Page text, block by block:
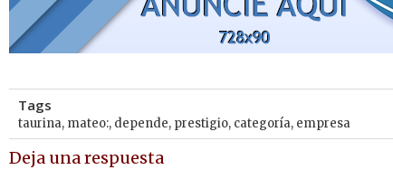
Tags
taurina, mateo:, depende, prestigio, categoría, empresa
Deja una respuesta